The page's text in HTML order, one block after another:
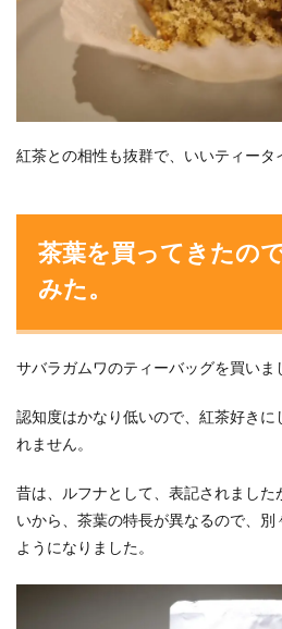
紅茶との相性も抜群で、いいティータ
茶葉を買ってきたの
みた。
サバラガムワのティーバッグを買いま
認知度はかなり低いので、紅茶好きに
れません。
昔は、ルフナとして、表記されました
いから、茶葉の特長が異なるので、別
ようになりました。